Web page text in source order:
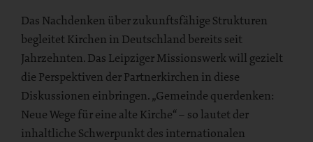
Das Nachdenken über zukunftsfähige Strukturen
begleitet Kirchen in Deutschland bereits seit
Jahrzehnten. Das Leipziger Missionswerk will gezielt
die Perspektiven der Partnerkirchen in diese
Diskussionen einbringen. „Gemeinde querdenken:
Neue Wege für eine alte Kirche“ – so lautet der
inhaltliche Schwerpunkt des internationalen